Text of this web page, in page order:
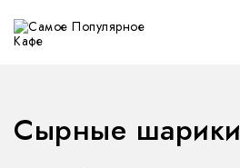
Сырные шарики